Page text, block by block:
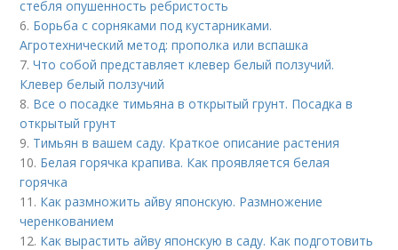
стебля опушенность ребристость
6. Борьба с сорняками под кустарниками.
Агротехнический метод: прополка или вспашка
7.Что собой представляет клевер белый ползучий.
Клевер белый ползучий
8. Все о посадке тимьяна в открытый грунт. Посадка в
открытый грунт
9. Тимьян в вашем саду. Краткое описание растения
10. Белая горячка крапива. Как проявляется белая
горячка
11. Как размножить айву японскую. Размножение
черенкованием
12. Как вырастить айву японскую в саду. Как подготовить